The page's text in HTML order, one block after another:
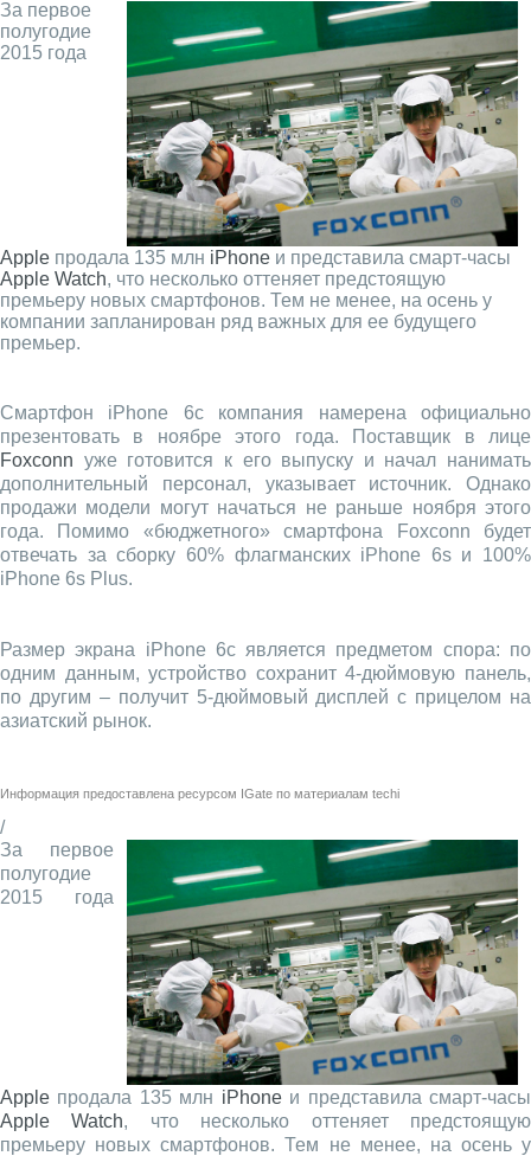
За первое
полугодие
2015 года
Apple продала 135 млн iPhone и представила смарт-часы
Apple Watch, что несколько оттеняет предстоящую
премьеру новых смартфонов. Тем не менее, на осень у
компании запланирован ряд важных для ее будущего
премьер.
Смартфон iPhone 6c компания намерена официально
презентовать в ноябре этого года. Поставщик в лице
Foxconn уже готовится к его выпуску и начал нанимать
дополнительный персонал, указывает источник. Однако
продажи модели могут начаться не раньше ноября этого
года. Помимо «бюджетного» смартфона Foxconn будет
отвечать за сборку 60% флагманских iPhone 6s и 100%
iPhone 6s Plus.
Размер экрана iPhone 6c является предметом спора: по
одним данным, устройство сохранит 4-дюймовую панель,
по другим – получит 5-дюймовый дисплей c прицелом на
азиатский рынок.
Информация предоставлена ресурсом IGate по материалам techi
/
За первое
полугодие
2015 года
Apple продала 135 млн iPhoneи представила смарт-часы
Apple Watch, что несколько оттеняет предстоящую
премьеру новых смартфонов. Тем не менее, на осень у